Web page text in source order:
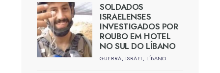
SOLDADOS
ISRAELENSES
INVESTIGADOS POR
ROUBO EM HOTEL
NO SUL DO LÍBANO
GUERRA, ISRAEL, LÍBANO